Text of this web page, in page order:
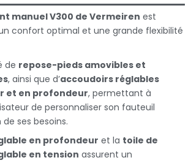
manuel V300 de Vermeiren est
confort optimal et une grande flexibilité
de repose-pieds amovibles et
, ainsi que d’accoudoirs réglables
et en profondeur, permettant à
de personnaliser son fauteuil
ses besoins.
en profondeur et la toile de
en tension assurent un